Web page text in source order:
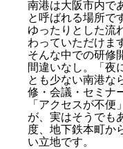
南港は大阪市内で
と呼ばれる場所で
ゆったりとした流
わっていただけま
そんな中での研修
間違いなし。「夜
とも少ない南港な
修・会議・セミナ
「アクセスが不
が、実はそうでも
度、地下鉄本町か
い立地です。